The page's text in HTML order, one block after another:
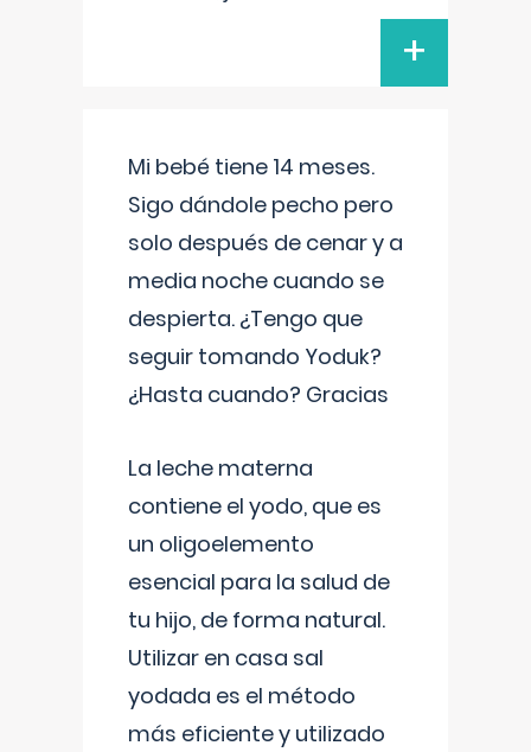
+
Mi bebé tiene 14 meses.
Sigo dándole pecho pero
solo después de cenar y a
media noche cuando se
despierta. ¿Tengo que
seguir tomando Yoduk?
¿Hasta cuando? Gracias
La leche materna
contiene el yodo, que es
un oligoelemento
esencial para la salud de
tu hijo, de forma natural.
Utilizar en casa sal
yodada es el método
más eficiente y utilizado